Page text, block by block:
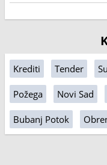
Krediti Tender
Požega Novi Sad
Bubanj Potok